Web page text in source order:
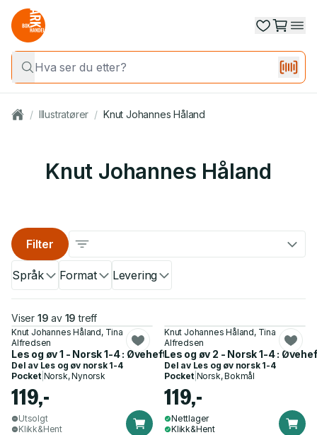
/ Illustratører / Knut Johannes Håland
Knut Johannes Håland
Språk Format Levering
Filter
Viser 19 av 19 treff
Knut Johannes Håland, Tina
Alfredsen
Les og øv 1 - Norsk 1-4 : Øvehefte 1
Del av Les og øv norsk 1-4
Pocket| Norsk, Nynorsk
119,-
Utsolgt
Klikk&Hent
Knut Johannes Håland, Tina
Alfredsen
Les og øv 2 - Norsk 1-4 :
Del av Les og øv norsk 1-4
Pocket| Norsk, Bokmål
119,-
Nettlager
Klikk&Hent